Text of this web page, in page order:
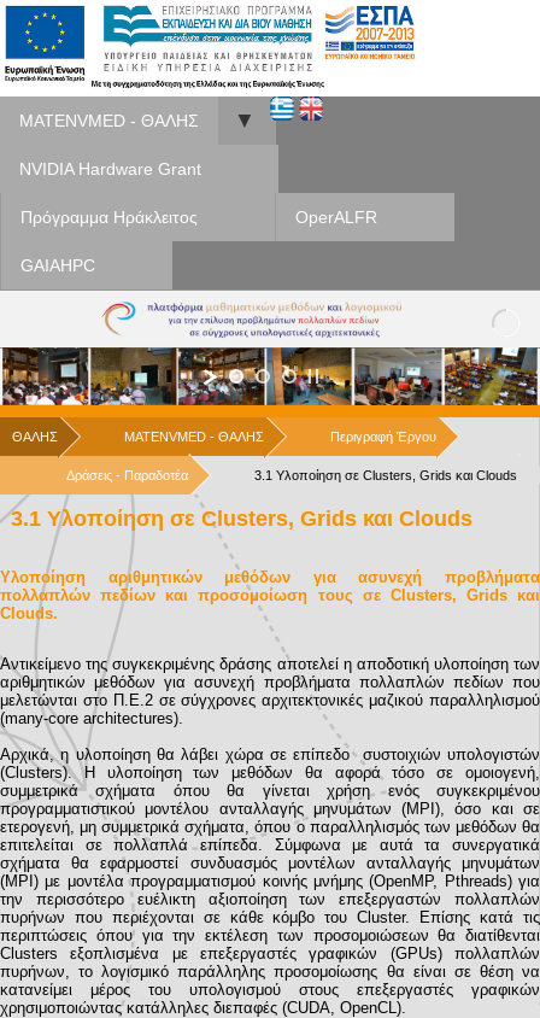
MATENVMED - ΘΑΛΗΣ ▼
NVIDIA Hardware Grant
Πρόγραμμα Ηράκλειτος OperALFR
GAIAHPC
ΘΑΛΗΣ MATENVMED - ΘΑΛΗΣ Περιγραφή Έργου
Δράσεις - Παραδοτέα 3.1 Υλοποίηση σε Clusters, Grids και Clouds
3.1 Υλοποίηση σε Clusters, Grids και Clouds
Υλοποίηση αριθμητικών μεθόδων για ασυνεχή προβλήματα
πολλαπλών πεδίων και προσομοίωση τους σε Clusters, Grids και
Clouds.
Αντικείμενο της συγκεκριμένης δράσης αποτελεί η αποδοτική υλοποίηση των
αριθμητικών μεθόδων για ασυνεχή προβλήματα πολλαπλών πεδίων που
μελετώνται στο Π.Ε.2 σε σύγχρονες αρχιτεκτονικές μαζικού παραλληλισμού
(many-core architectures).
Αρχικά, η υλοποίηση θα λάβει χώρα σε επίπεδο συστοιχιών υπολογιστών
(Clusters). Η υλοποίηση των μεθόδων θα αφορά τόσο σε ομοιογενή,
συμμετρικά σχήματα όπου θα γίνεται χρήση ενός συγκεκριμένου
προγραμματιστικού μοντέλου ανταλλαγής μηνυμάτων (MPI), όσο και σε
ετερογενή, μη συμμετρικά σχήματα, όπου ο παραλληλισμός των μεθόδων θα
επιτελείται σε πολλαπλά επίπεδα. Σύμφωνα με αυτά τα συνεργατικά
σχήματα θα εφαρμοστεί συνδυασμός μοντέλων ανταλλαγής μηνυμάτων
(MPI) με μοντέλα προγραμματισμού κοινής μνήμης (OpenMP, Pthreads) για
την περισσότερο ευέλικτη αξιοποίηση των επεξεργαστών πολλαπλών
πυρήνων που περιέχονται σε κάθε κόμβο του Cluster. Επίσης κατά τις
περιπτώσεις όπου για την εκτέλεση των προσομοιώσεων θα διατίθενται
Clusters εξοπλισμένα με επεξεργαστές γραφικών (GPUs) πολλαπλών
πυρήνων, το λογισμικό παράλληλης προσομοίωσης θα είναι σε θέση να
κατανείμει μέρος του υπολογισμού στους επεξεργαστές γραφικών
χρησιμοποιώντας κατάλληλες διεπαφές (CUDA, OpenCL).